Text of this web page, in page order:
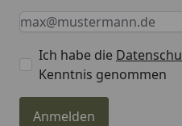
Keine Eingabe erforderlich
Eingabe erforderlich
E-Mail *
Ich habe die
Kenntnis genommen
Anmelden